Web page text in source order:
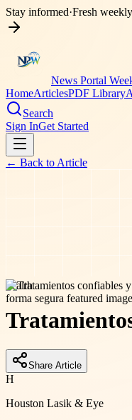
Stay informed·Fresh
News Portal
HomeArticlesPDF Library
Search
Sign InGet Started
← Back to Article
health
Share Article
H
Houston Lasik & Eye